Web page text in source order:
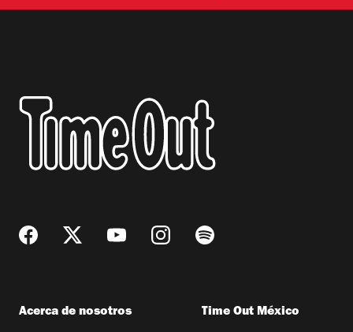
Acerca de nosotros Time Out México